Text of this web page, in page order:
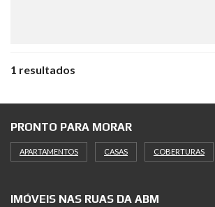
1 resultados
PRONTO PARA MORAR
APARTAMENTOS CASAS COBERTURAS
IMÓVEIS NAS RUAS DA ABM